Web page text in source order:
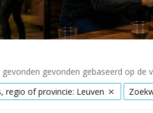
gevonden gevonden gebaseerd op de
regio of provincie: Leuven